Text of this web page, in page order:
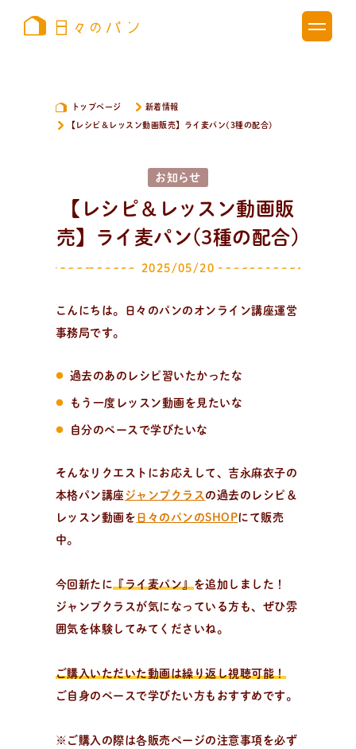
情 報
日々のパンの活動状況やイベント、コラムをいち早くお
届け中！
のパンとは？
トップページ 新着情報
【レシピ＆レッスン動画販売】ライ麦パン(3種の配合)
お知らせ
【レシピ＆レッスン動画販
売】ライ麦パン(3種の配合)
2025/05/20
こんにちは。日々のパンのオンライン講座運営
事務局です。
過去のあのレシピ習いたかったな
もう一度レッスン動画を見たいな
自分のペースで学びたいな
そんなリクエストにお応えして、吉永麻衣子の
本格パン講座 ジャンプクラス の過去のレシピ＆
レッスン動画を 日々のパンのSHOPにて販売
中。
今回新たに『ライ麦パン』を追加しました！
ジャンプクラスが気になっている方も、ぜひ雰
囲気を体験してみてくださいね。
ご購入いただいた動画は繰り返し視聴可能！
ご自身のペースで学びたい方もおすすめです。
※ご購入の際は各販売ページの注意事項を必ず